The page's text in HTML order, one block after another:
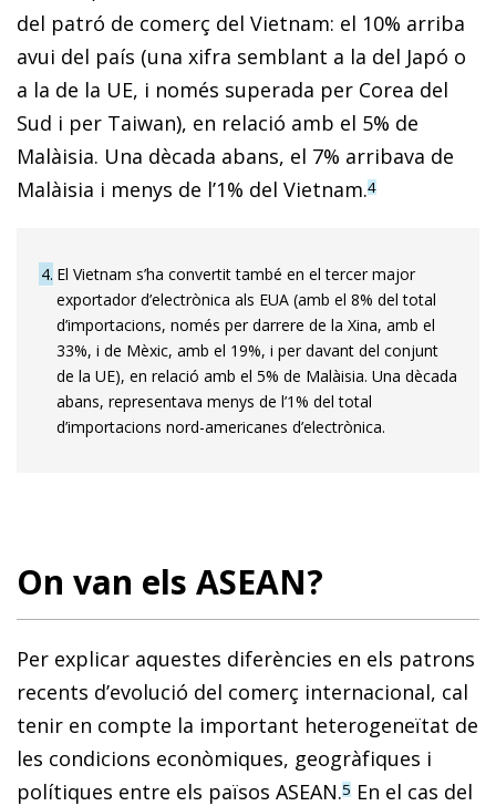
del patró de comerç del Vietnam: el 10% arriba
avui del país (una xifra semblant a la del Japó o
a la de la UE, i només superada per Corea del
Sud i per Taiwan), en relació amb el 5% de
Malàisia. Una dècada abans, el 7% arribava de
Malàisia i menys de l’1% del Vietnam.4
4 El Vietnam s’ha convertit també en el tercer major
exportador d’electrònica als EUA (amb el 8% del total
d’importacions, només per darrere de la Xina, amb el
33%, i de Mèxic, amb el 19%, i per davant del conjunt
de la UE), en relació amb el 5% de Malàisia. Una dècada
abans, representava menys de l’1% del total
d’importacions nord-americanes d’electrònica.
On van els ASEAN?
Per explicar aquestes diferències en els patrons
recents d’evolució del comerç internacional, cal
tenir en compte la important heterogeneïtat de
les condicions econòmiques, geogràfiques i
polítiques entre els països ASEAN.5 En el cas del